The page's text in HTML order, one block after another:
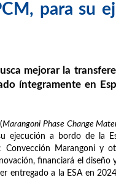
para su
mejorar la
íntegramente en
Marangoni Phase Change
ejecución a bordo de la
Marangoni y
financiará el diseño
entregado a la ESA en